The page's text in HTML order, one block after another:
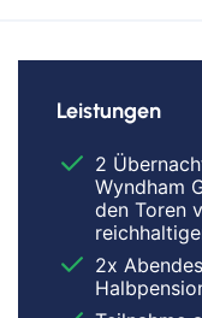
Leistungen
2
Wyndham
den Toren
2x